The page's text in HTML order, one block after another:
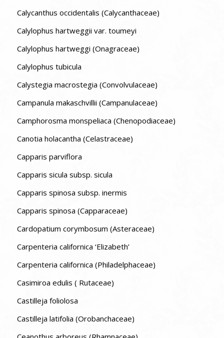
Calycanthus occidentalis (Calycanthaceae)
Calylophus hartweggii var. toumeyi
Calylophus hartweggi (Onagraceae)
Calylophus tubicula
Calystegia macrostegia (Convolvulaceae)
Campanula makaschvillii (Campanulaceae)
Camphorosma monspeliaca (Chenopodiaceae)
Canotia holacantha (Celastraceae)
Capparis parviflora
Capparis sicula subsp. sicula
Capparis spinosa subsp. inermis
Capparis spinosa (Capparaceae)
Cardopatium corymbosum (Asteraceae)
Carpenteria californica ‘Elizabeth’
Carpenteria californica (Philadelphaceae)
Casimiroa edulis ( Rutaceae)
Castilleja foliolosa
Castilleja latifolia (Orobanchaceae)